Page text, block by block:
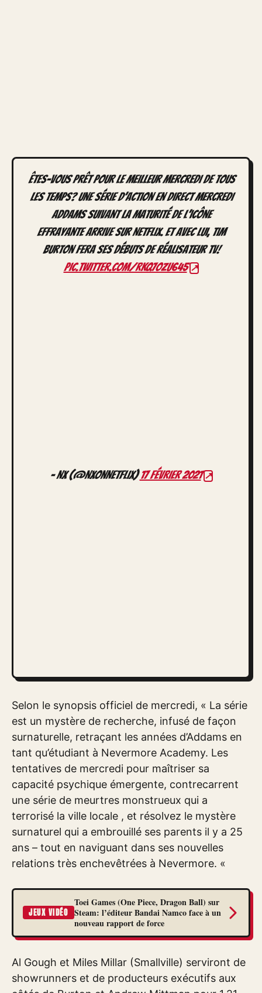
Êtes-vous prêt pour le meilleur mercredi de tous
les temps? Une série d’action en direct mercredi
Addams suivant la maturité de l’icône
effrayante arrive sur Netflix. Et avec lui, Tim
Burton fera ses débuts de réalisateur TV!
pic.twitter.com/rKQ7oZU645
– NX (@NXOnNetflix)17 février 2021
Selon le synopsis officiel de mercredi, « La série
est un mystère de recherche, infusé de façon
surnaturelle, retraçant les années d’Addams en
tant qu’étudiant à Nevermore Academy. Les
tentatives de mercredi pour maîtriser sa
capacité psychique émergente, contrecarrent
une série de meurtres monstrueux qui a
terrorisé la ville locale , et résolvez le mystère
surnaturel qui a embrouillé ses parents il y a 25
ans – tout en naviguant dans ses nouvelles
relations très enchevêtrées à Nevermore. «
JEUX VIDÉO
Toei Games (One Piece, Dragon Ball) sur
Steam: l’éditeur Bandai Namco face à un
nouveau rapport de force
Al Gough et Miles Millar (Smallville) serviront de
showrunners et de producteurs exécutifs aux